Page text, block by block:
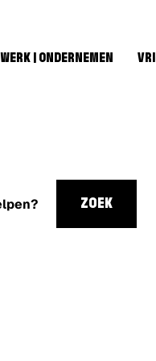
WERK | ONDERNEMEN
ZOEK